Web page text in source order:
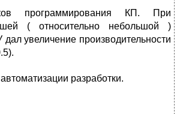
программирования КП. При
( относительно небольшой )
увеличение производительности
разработки.